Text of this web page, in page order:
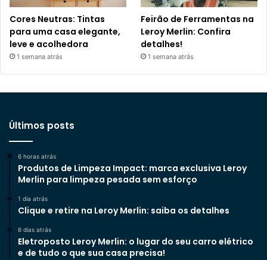
Cores Neutras: Tintas
para uma casa elegante,
leve e acolhedora
1 semana atrás
Feirão de Ferramentas na
Leroy Merlin: Confira
detalhes!
1 semana atrás
Últimos posts
6 horas atrás
Produtos de Limpeza Impact: marca exclusiva Leroy
Merlin para limpeza pesada sem esforço
1 dia atrás
Clique e retire na Leroy Merlin: saiba os detalhes
6 dias atrás
Eletroposto Leroy Merlin: o lugar do seu carro elétrico
e de tudo o que sua casa precisa!